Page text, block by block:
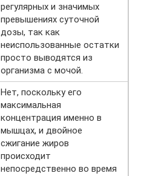
регулярных и значимых
превышениях суточной
дозы, так как
неиспользованные остатки
просто выводятся из
организма с мочой.
Нет, поскольку его
максимальная
концентрация именно в
мышцах, и двойное
сжигание жиров
происходит
непосредственно во время